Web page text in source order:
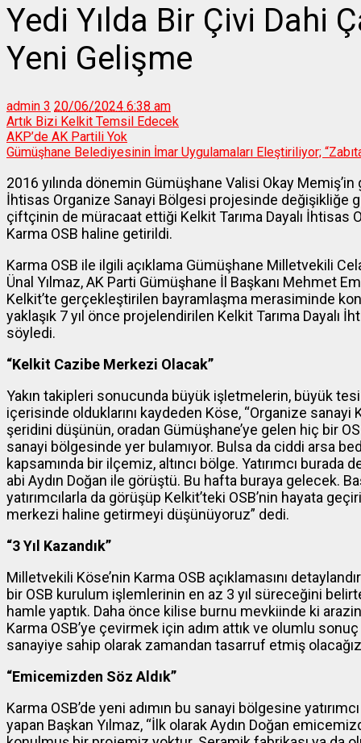
Yedi Yılda Bir Çivi Dahi
Yeni Gelişme
admin 3 20/06/2024 6:38 am
Artık Bizi Kelkit Temsil Edecek
AKP’de AK Partili Yok
Gümüşhane Belediyesinin İmar Uygulamaları Eleştiriliyor;
2016 yılında dönemin Gümüşhane Valisi Okay
İhtisas Organize Sanayi Bölgesi projesinde değişikliğe
çiftçinin de müracaat ettiği Kelkit Tarıma Dayalı İhtisas
Karma OSB haline getirildi.
Karma OSB ile ilgili açıklama Gümüşhane Milletvekili
Ünal Yılmaz, AK Parti Gümüşhane İl Başkanı Mehmet
Kelkit’te gerçekleştirilen bayramlaşma merasiminde
yaklaşık 7 yıl önce projelendirilen Kelkit Tarıma Dayalı
söyledi.
“Kelkit Cazibe Merkezi Olacak”
Yakın takipleri sonucunda büyük işletmelerin, büyük
içerisinde olduklarını kaydeden Köse, “Organize
şeridini düşünün, oradan Gümüşhane’ye gelen hiç bir
sanayi bölgesinde yer bulamıyor. Bulsa da ciddi arsa
kapsamında bir ilçemiz, altıncı bölge. Yatırımcı
abi Aydın Doğan ile görüştü. Bu hafta buraya gelecek.
yatırımcılarla da görüşüp Kelkit’teki OSB’nin hayata
merkezi haline getirmeyi düşünüyoruz” dedi.
“3 Yıl Kazandık”
Milletvekili Köse’nin Karma OSB açıklamasını
bir OSB kurulum işlemlerinin en az 3 yıl süreceğini
hamle yaptık. Daha önce kilise burnu mevkiinde ki
Karma OSB’ye çevirmek için adım attık ve olumlu
sanayiye sahip olarak zamandan tasarruf etmiş
“Emicemizden Söz Aldık”
Karma OSB’de yeni adımın bu sanayi bölgesine
yapan Başkan Yılmaz, “İlk olarak Aydın Doğan